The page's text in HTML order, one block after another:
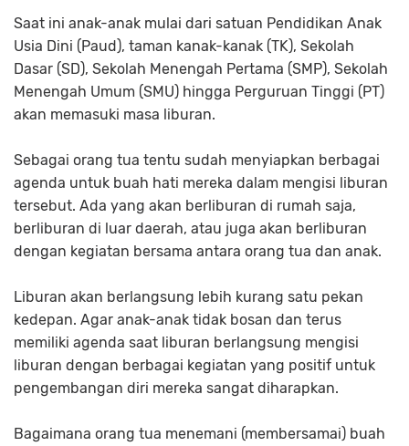
Saat ini anak-anak mulai dari satuan Pendidikan Anak
Usia Dini (Paud), taman kanak-kanak (TK), Sekolah
Dasar (SD), Sekolah Menengah Pertama (SMP), Sekolah
Menengah Umum (SMU) hingga Perguruan Tinggi (PT)
akan memasuki masa liburan.
Sebagai orang tua tentu sudah menyiapkan berbagai
agenda untuk buah hati mereka dalam mengisi liburan
tersebut. Ada yang akan berliburan di rumah saja,
berliburan di luar daerah, atau juga akan berliburan
dengan kegiatan bersama antara orang tua dan anak.
Liburan akan berlangsung lebih kurang satu pekan
kedepan. Agar anak-anak tidak bosan dan terus
memiliki agenda saat liburan berlangsung mengisi
liburan dengan berbagai kegiatan yang positif untuk
pengembangan diri mereka sangat diharapkan.
Bagaimana orang tua menemani (membersamai) buah